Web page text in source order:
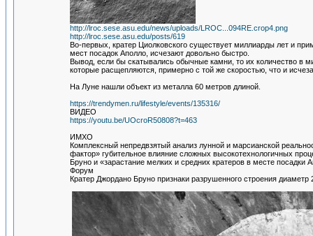
http://lroc.sese.asu.edu/news/uploads/LROC...094RE.crop4.png
http://lroc.sese.asu.edu/posts/619
Во-первых, кратер Циолковского существует миллиарды лет и
мест посадок Аполло, исчезают довольно быстро.
Вывод, если бы скатывались обычные камни, то их количество в
которые расщепляются, примерно с той же скоростью, что и
На Луне нашли объект из металла 60 метров длиной.
https://trendymen.ru/lifestyle/events/135316/
ВИДЕО
https://youtu.be/UOcroR50808?t=463
ИМХО
Комплексный непредвзятый анализ лунной и марсианской
фактор» губительное влияние сложных высокотехнологичных
Бруно и «зарастание мелких и средних кратеров в месте посадки
Форум
Кратер Джордано Бруно признаки разрушенного строения